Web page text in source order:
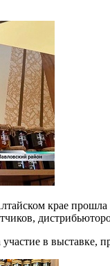
крае
в выставке,